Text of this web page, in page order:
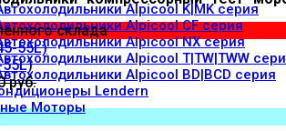
Alpicool K|MK серия
Alpicool CF серия
Alpicool NX серия
Alpicool T|TW|TWW
Alpicool BD|BCD серия
Lendern
Моторы
склада
руб.